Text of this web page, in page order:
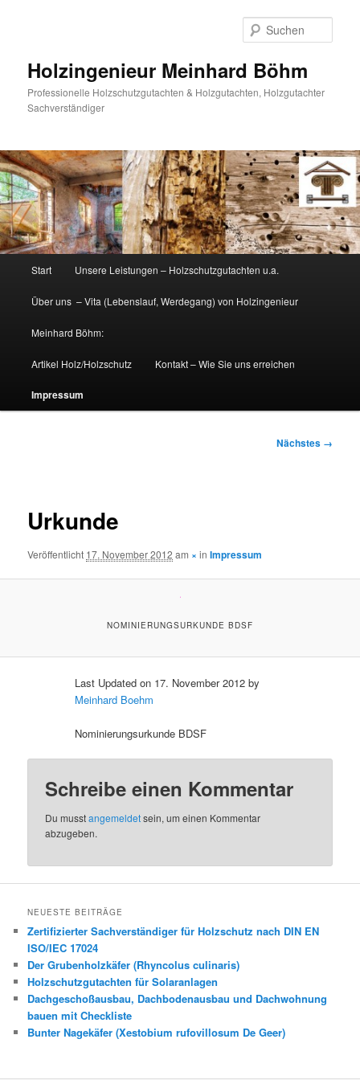
Holzingenieur Meinhard Böhm
Professionelle Holzschutzgutachten & Holzgutachten, Holzgutachter
Sachverständiger
Start Unsere Leistungen – Holzschutzgutachten u.a.
Über uns – Vita (Lebenslauf, Werdegang) von Holzingenieur
Meinhard Böhm:
Artikel Holz/Holzschutz Kontakt – Wie Sie uns erreichen
Impressum
Nächstes →
Urkunde
Veröffentlicht 17. November 2012 am ×inImpressum
NOMINIERUNGSURKUNDE BDSF
Last Updated on 17. November 2012 by
Meinhard Boehm
Nominierungsurkunde BDSF
Schreibe einen Kommentar
Du musstangemeldetsein, um einen Kommentar
abzugeben.
NEUESTE BEITRÄGE
Zertifizierter Sachverständiger für Holzschutz nach DIN EN
ISO/IEC 17024
Der Grubenholzkäfer (Rhyncolus culinaris)
Holzschutzgutachten für Solaranlagen
Dachgeschoßausbau, Dachbodenausbau und Dachwohnung
bauen mit Checkliste
Bunter Nagekäfer (Xestobium rufovillosum De Geer)